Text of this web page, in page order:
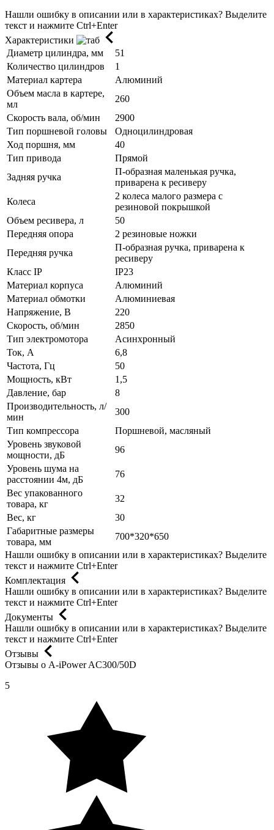
Нашли ошибку в описании или в характеристиках? Выделите
текст и нажмите Ctrl+Enter
Характеристики
Диаметр цилиндра, мм
51
Количество цилиндров
1
Материал картера
Алюминий
Объем масла в картере,
мл
260
Скорость вала, об/мин
2900
Тип поршневой головы
Одноцилиндровая
Ход поршня, мм
40
Тип привода
Прямой
Задняя ручка
П-образная маленькая ручка,
приварена к ресиверу
Колеса
2 колеса малого размера с
резиновой покрышкой
Объем ресивера, л
50
Передняя опора
2 резиновые ножки
Передняя ручка
П-образная ручка, приварена к
ресиверу
Класс IP
IP23
Материал корпуса
Алюминий
Материал обмотки
Алюминиевая
Напряжение, В
220
Скорость, об/мин
2850
Тип электромотора
Асинхронный
Ток, А
6,8
Частота, Гц
50
Мощность, кВт
1,5
Давление, бар
8
Производительность, л/
мин
300
Тип компрессора
Поршневой, масляный
Уровень звуковой
мощности, дБ
96
Уровень шума на
расстоянии 4м, дБ
76
Вес упакованного
товара, кг
32
Вес, кг
30
Габаритные размеры
товара, мм
700*320*650
Нашли ошибку в описании или в характеристиках? Выделите
текст и нажмите Ctrl+Enter
Комплектация
Нашли ошибку в описании или в характеристиках? Выделите
текст и нажмите Ctrl+Enter
Документы
Нашли ошибку в описании или в характеристиках? Выделите
текст и нажмите Ctrl+Enter
Отзывы
Отзывы о A-iPower AC300/50D
5